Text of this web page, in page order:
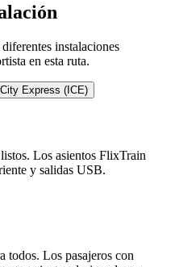
instalaciones
en esta ruta.
Express (ICE)
Los asientos FlixTrain
y salidas USB.
todos. Los pasajeros con